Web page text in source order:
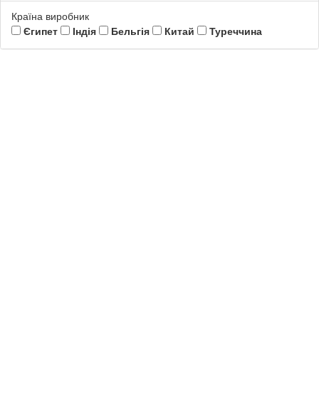
Країна виробник
Єгипет
Індія Бельгія Китай Туреччина